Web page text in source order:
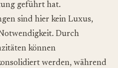
geführt hat.
sind hier kein Luxus,
Durch
können
werden, während